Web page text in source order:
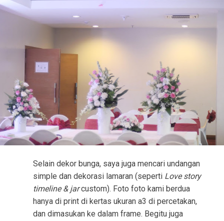
Selain dekor bunga, saya juga mencari undangan
simple dan dekorasi lamaran (seperti Love story
timeline & jarcustom). Foto foto kami berdua
hanya di print di kertas ukuran a3 di percetakan,
dan dimasukan ke dalam frame. Begitu juga